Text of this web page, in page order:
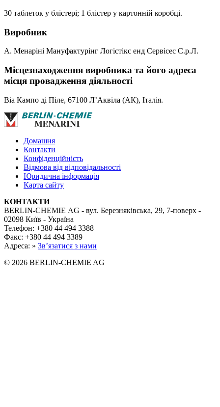
30 таблеток у блістері; 1 блістер у картонній коробці.
Виробник
А. Менаріні Мануфактурінг Логістікс енд Сервісес С.р.Л.
Місцезнаходження виробника та його адреса
місця провадження діяльності
Віа Кампо ді Піле, 67100 Л’Аквіла (АК), Італія.
Домашня
Контакти
Конфіденційність
Відмова від відповідальності
Юридична інформація
Карта сайту
КОНТАКТИ
BERLIN-CHEMIE AG - вул. Березняківська, 29, 7-поверх -
02098 Київ - Україна
Телефон: +380 44 494 3388
Факс: +380 44 494 3389
Адреса: » Зв’язатися з нами
© 2026 BERLIN-CHEMIE AG